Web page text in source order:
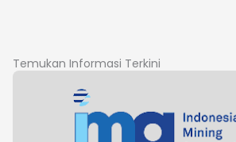
Temukan Informasi Terkini